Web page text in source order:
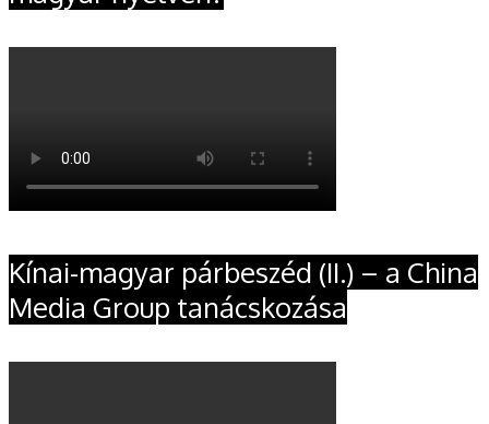
Kínai-magyar párbeszéd (II.) – a China
Media Group tanácskozása